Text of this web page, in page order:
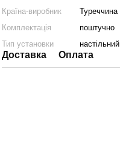
Країна-виробник
Туреччина
Комплектація
поштучно
Тип установки
настільний
Доставка Оплата